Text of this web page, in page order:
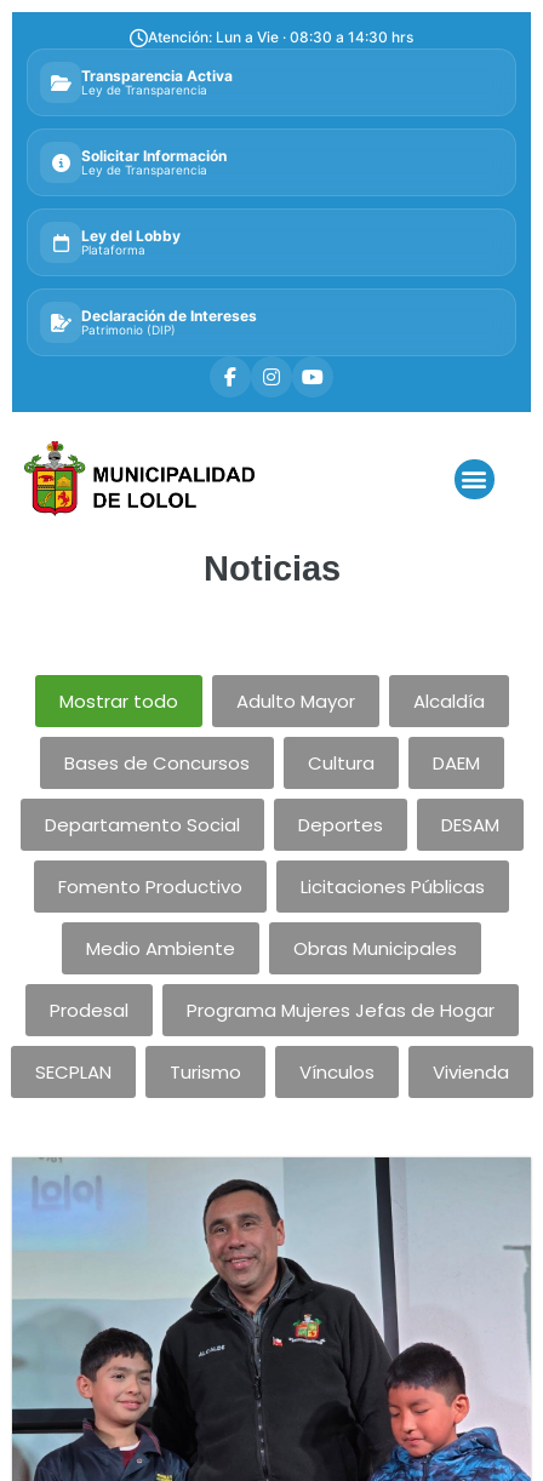
Atención: Lun a Vie · 08:30 a 14:30 hrs
Transparencia Activa
Ley de Transparencia
Solicitar Información
Ley de Transparencia
Ley del Lobby
Plataforma
Declaración de Intereses
Patrimonio (DIP)
Noticias
Mostrar todo Adulto Mayor Alcaldía
Bases de Concursos Cultura DAEM
Departamento Social Deportes DESAM
Fomento Productivo Licitaciones Públicas
Medio Ambiente Obras Municipales
Prodesal Programa Mujeres Jefas de Hogar
SECPLAN Turismo Vínculos Vivienda